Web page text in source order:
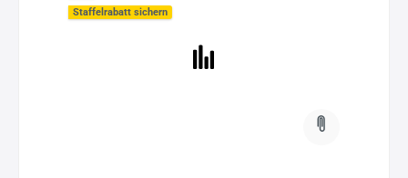
Staffelrabatt sichern